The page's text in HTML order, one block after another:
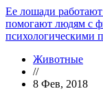
Ее лошади
помогают людям с
психологическими
Животные
//
8 Фев, 2018